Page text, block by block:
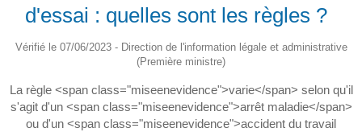
d'essai : quelles sont les règles ?
Vérifié le 07/06/2023 - Direction de l'information légale et administrative
(Première ministre)
La règle <span class="miseenevidence">varie</span> selon qu'il
s'agit d'un <span class="miseenevidence">arrêt maladie</span>
ou d'un <span class="miseenevidence">accident du travail